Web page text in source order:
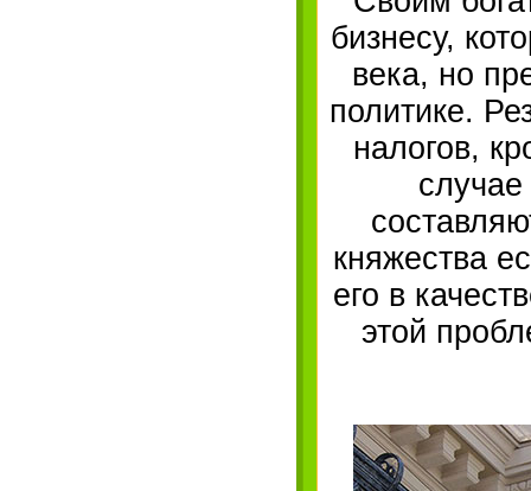
бизнесу,
века, но
политике.
налогов,
княжества
его в
этой